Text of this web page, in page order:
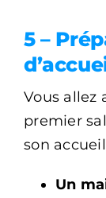
5 –
Vous allez
premier
son
Un